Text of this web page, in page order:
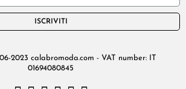
ISCRIVITI
2023 calabromoda.com - VAT number: IT
01694080845